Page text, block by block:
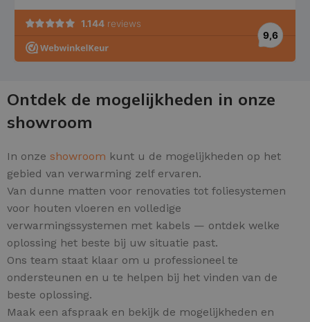
Ontdek de mogelijkheden in onze
showroom
In onze showroom kunt u de mogelijkheden op het
gebied van verwarming zelf ervaren.
Van dunne matten voor renovaties tot foliesystemen
voor houten vloeren en volledige
verwarmingssystemen met kabels — ontdek welke
oplossing het beste bij uw situatie past.
Ons team staat klaar om u professioneel te
ondersteunen en u te helpen bij het vinden van de
beste oplossing.
Maak een afspraak en bekijk de mogelijkheden en